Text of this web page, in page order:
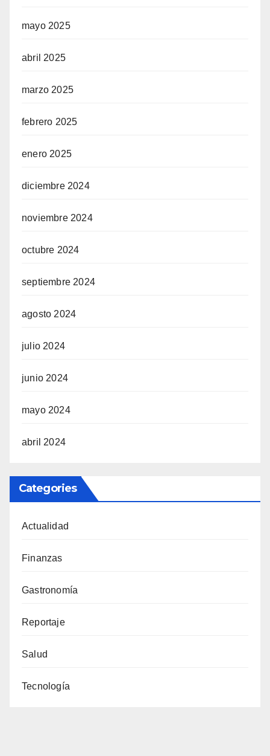
mayo 2025
abril 2025
marzo 2025
febrero 2025
enero 2025
diciembre 2024
noviembre 2024
octubre 2024
septiembre 2024
agosto 2024
julio 2024
junio 2024
mayo 2024
abril 2024
Categories
Actualidad
Finanzas
Gastronomía
Reportaje
Salud
Tecnología